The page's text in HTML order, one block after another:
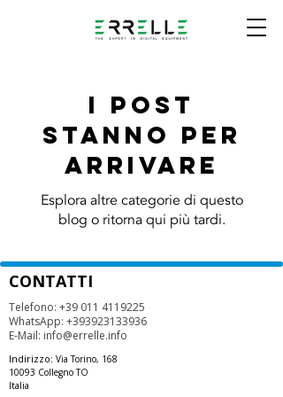
I post
stanno per
arrivare
Esplora altre categorie di questo
blog o ritorna qui più tardi.
CONTATTI
Telefono: +39 011 4119225
WhatsApp: +393923133936
E-Mail: info@errelle.info
Indirizzo: Via Torino, 168
10093 Collegno TO
Italia